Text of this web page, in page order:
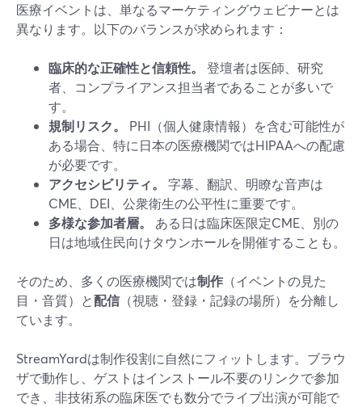
医療イベントは、単なるマーケティングウェビナーとは
異なります。以下のバランスが求められます：
臨床的な正確性と信頼性。
登壇者は医師、研究
者、コンプライアンス担当者であることが多いで
す。
規制リスク。
PHI（個人健康情報）を含む可能性が
ある場合、特に日本の医療機関ではHIPAAへの配慮
が必要です。
アクセシビリティ。
字幕、翻訳、明瞭な音声は
CME、DEI、公衆衛生の公平性に重要です。
多様な参加者層。
ある日は臨床医限定CME、別の
日は地域住民向けタウンホールを開催することも。
そのため、多くの医療機関では制作 （イベントの見た
目・音質）と配信 （視聴・登録・記録の場所）を分離し
ています。
StreamYardは制作役割に自然にフィットします。ブラウ
ザで動作し、ゲストはインストール不要のリンクで参加
でき、非技術系の臨床医でも数分でライブ出演が可能で